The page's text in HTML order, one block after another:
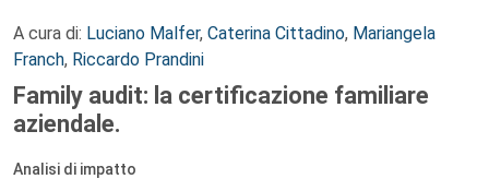
A cura di: Luciano Malfer, Caterina Cittadino, Mariangela
Franch, Riccardo Prandini
Family audit: la certificazione familiare
aziendale.
Analisi di impatto